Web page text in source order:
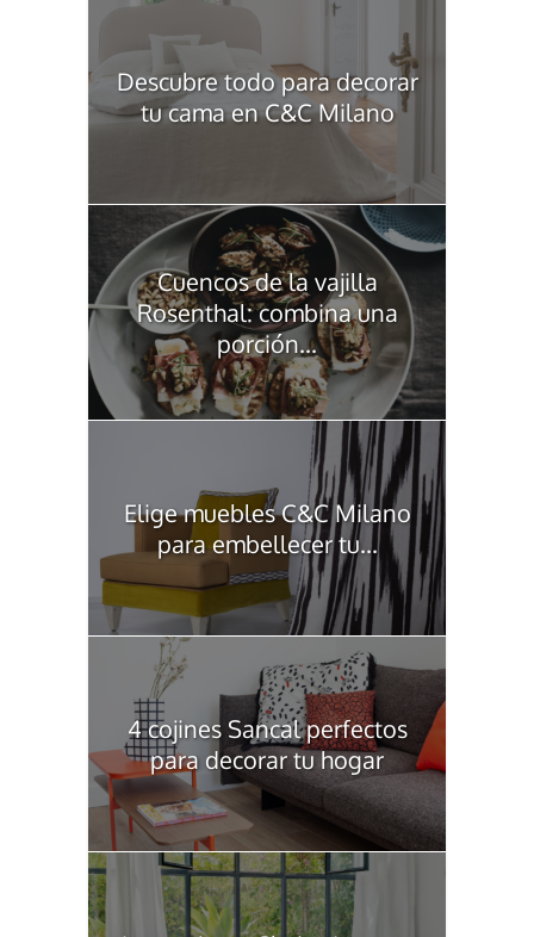
Descubre todo para decorar
tu cama en C&C Milano
Cuencos de la vajilla
Rosenthal: combina una
porción...
Elige muebles C&C Milano
para embellecer tu...
4 cojines Sancal perfectos
para decorar tu hogar